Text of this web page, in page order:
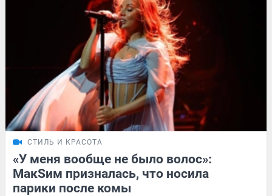
СТИЛЬ И КРАСОТА
«У меня вообще не было волос»:
МакSим призналась, что носила
парики после комы